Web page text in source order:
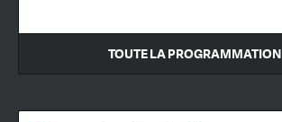
TOUTE LA PROGRAMMATION